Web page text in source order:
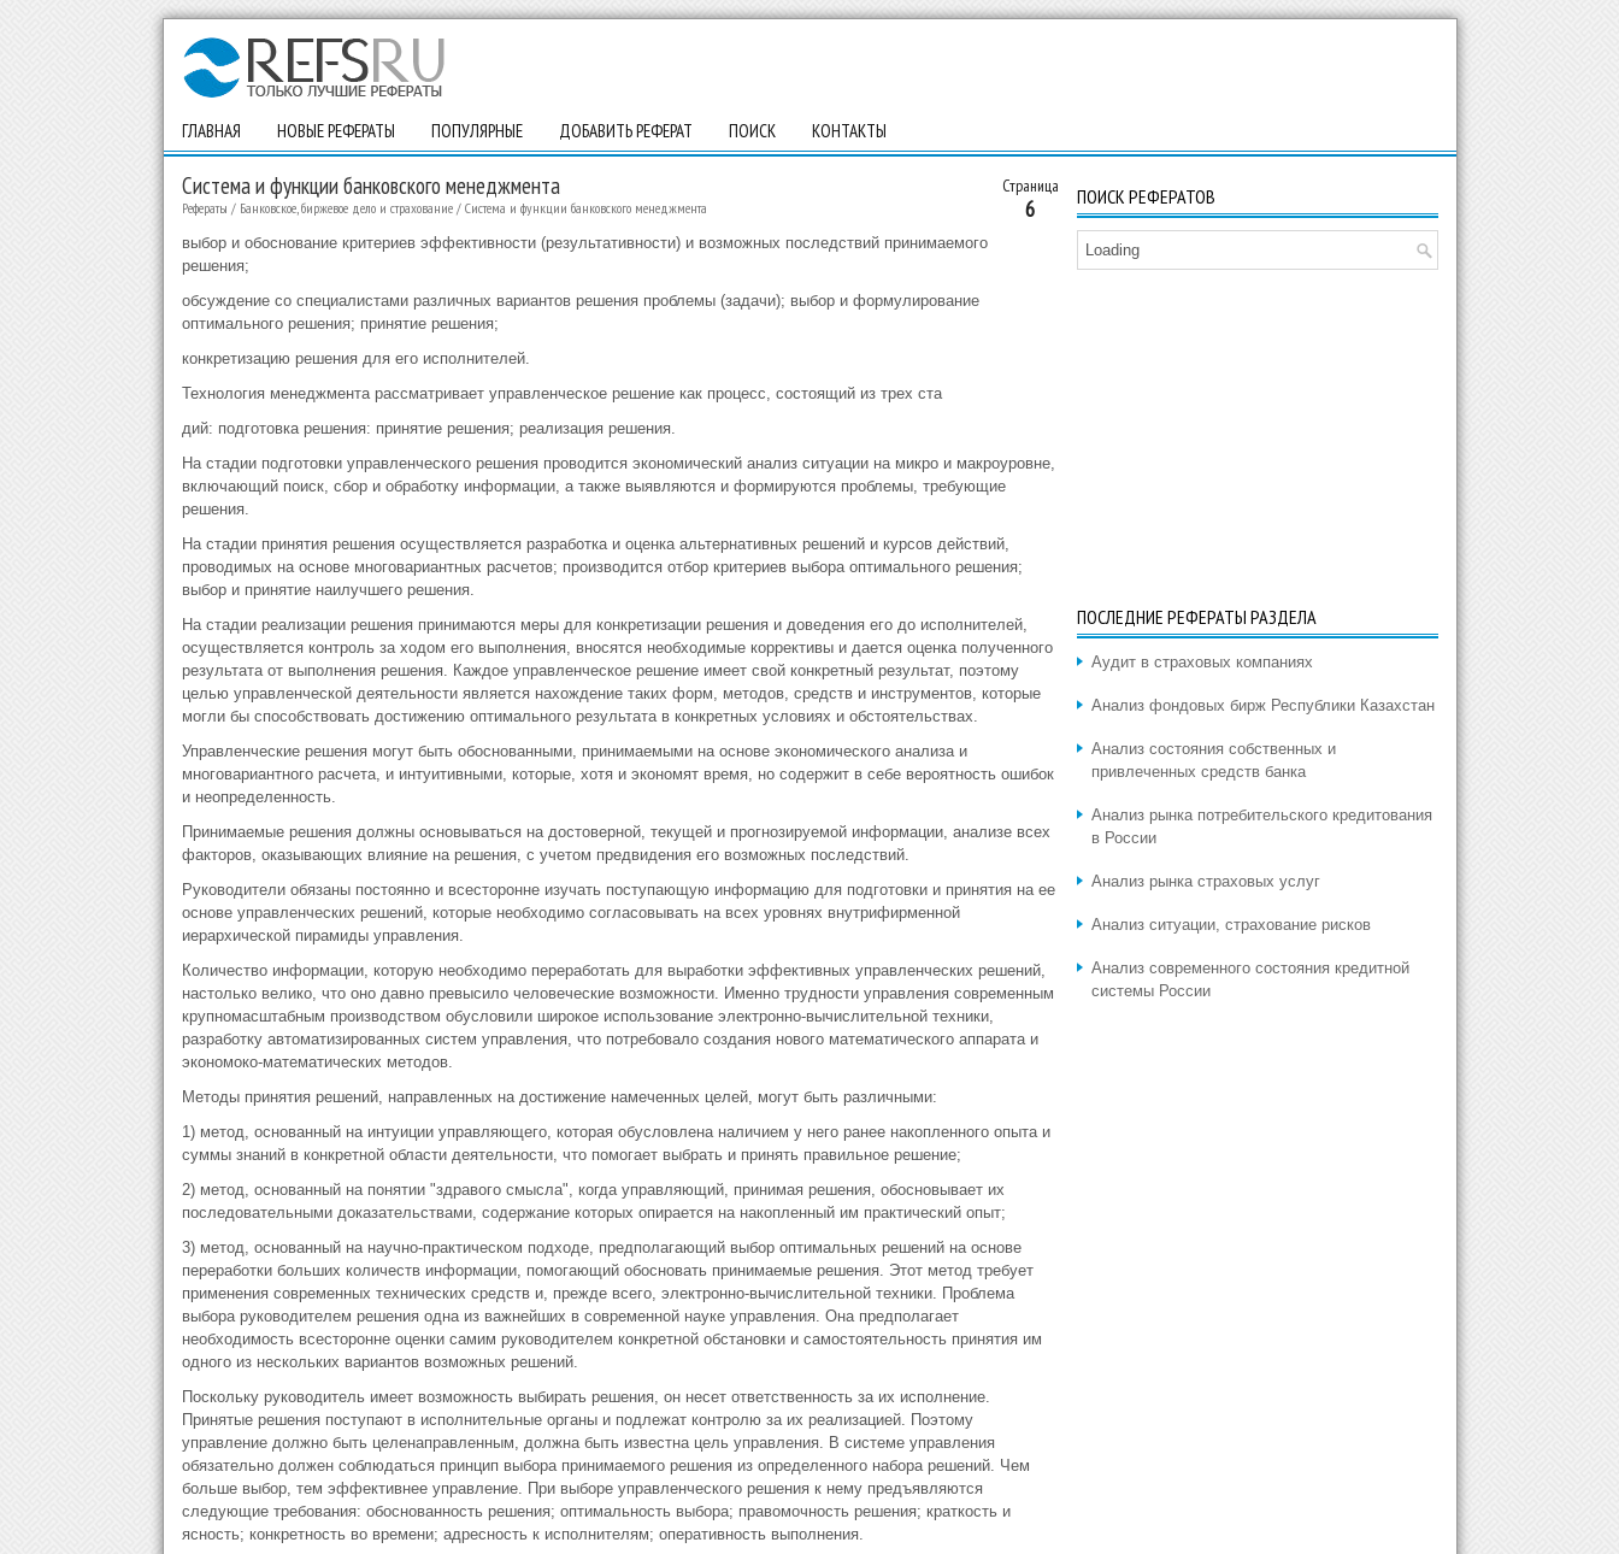
ГЛАВНАЯ НОВЫЕ РЕФЕРАТЫ ПОПУЛЯРНЫЕ ДОБАВИТЬ РЕФЕРАТ ПОИСК КОНТАКТЫ
Страница
6
Система и функции банковского менеджмента
Рефераты / Банковское, биржевое дело и страхование/ Система и функции банковского менеджмента
выбор и обоснование критериев эффективности (результативности) и возможных последствий принимаемого
решения;
обсуждение со специалистами различных вариантов решения проблемы (задачи); выбор и формулирование
оптимального решения; принятие решения;
конкретизацию решения для его исполнителей.
Технология менеджмента рассматривает управленческое решение как процесс, состоящий из трех ста
дий: подготовка решения: принятие решения; реализация решения.
На стадии подготовки управленческого решения проводится экономический анализ ситуации на микро и макроуровне,
включающий поиск, сбор и обработку информации, а также выявляются и формируются проблемы, требующие
решения.
На стадии принятия решения осуществляется разработка и оценка альтернативных решений и курсов действий,
проводимых на основе многовариантных расчетов; производится отбор критериев выбора оптимального решения;
выбор и принятие наилучшего решения.
На стадии реализации решения принимаются меры для конкретизации решения и доведения его до исполнителей,
осуществляется контроль за ходом его выполнения, вносятся необходимые коррективы и дается оценка полученного
результата от выполнения решения. Каждое управленческое решение имеет свой конкретный результат, поэтому
целью управленческой деятельности является нахождение таких форм, методов, средств и инструментов, которые
могли бы способствовать достижению оптимального результата в конкретных условиях и обстоятельствах.
Управленческие решения могут быть обоснованными, принимаемыми на основе экономического анализа и
многовариантного расчета, и интуитивными, которые, хотя и экономят время, но содержит в себе вероятность ошибок
и неопределенность.
Принимаемые решения должны основываться на достоверной, текущей и прогнозируемой информации, анализе всех
факторов, оказывающих влияние на решения, с учетом предвидения его возможных последствий.
Руководители обязаны постоянно и всесторонне изучать поступающую информацию для подготовки и принятия на ее
основе управленческих решений, которые необходимо согласовывать на всех уровнях внутрифирменной
иерархической пирамиды управления.
Количество информации, которую необходимо переработать для выработки эффективных управленческих решений,
настолько велико, что оно давно превысило человеческие возможности. Именно трудности управления современным
крупномасштабным производством обусловили широкое использование электронно-вычислительной техники,
разработку автоматизированных систем управления, что потребовало создания нового математического аппарата и
экономоко-математических методов.
Методы принятия решений, направленных на достижение намеченных целей, могут быть различными:
1) метод, основанный на интуиции управляющего, которая обусловлена наличием у него ранее накопленного опыта и
суммы знаний в конкретной области деятельности, что помогает выбрать и принять правильное решение;
2) метод, основанный на понятии "здравого смысла", когда управляющий, принимая решения, обосновывает их
последовательными доказательствами, содержание которых опирается на накопленный им практический опыт;
3) метод, основанный на научно-практическом подходе, предполагающий выбор оптимальных решений на основе
переработки больших количеств информации, помогающий обосновать принимаемые решения. Этот метод требует
применения современных технических средств и, прежде всего, электронно-вычислительной техники. Проблема
выбора руководителем решения одна из важнейших в современной науке управления. Она предполагает
необходимость всесторонне оценки самим руководителем конкретной обстановки и самостоятельность принятия им
одного из нескольких вариантов возможных решений.
Поскольку руководитель имеет возможность выбирать решения, он несет ответственность за их исполнение.
Принятые решения поступают в исполнительные органы и подлежат контролю за их реализацией. Поэтому
управление должно быть целенаправленным, должна быть известна цель управления. В системе управления
обязательно должен соблюдаться принцип выбора принимаемого решения из определенного набора решений. Чем
больше выбор, тем эффективнее управление. При выборе управленческого решения к нему предъявляются
следующие требования: обоснованность решения; оптимальность выбора; правомочность решения; краткость и
ясность; конкретность во времени; адресность к исполнителям; оперативность выполнения.
ПОИСК РЕФЕРАТОВ
Loading
ПОСЛЕДНИЕ РЕФЕРАТЫ РАЗДЕЛА
Аудит в страховых компаниях
Анализ фондовых бирж Республики Казахстан
Анализ состояния собственных и
привлеченных средств банка
Анализ рынка потребительского кредитования
в России
Анализ рынка страховых услуг
Анализ ситуации, страхование рисков
Анализ современного состояния кредитной
системы России